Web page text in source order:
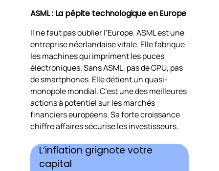
ASML : La pépite technologique en Europe
Il ne faut pas oublier l’Europe. ASML est une
entreprise néerlandaise vitale. Elle fabrique
les machines qui impriment les puces
électroniques. Sans ASML, pas de GPU, pas
de smartphones. Elle détient un quasi-
monopole mondial. C’est une des meilleures
actions à potentiel sur les marchés
financiers européens. Sa forte croissance
chiffre affaires sécurise les investisseurs.
L’inflation grignote votre
capital